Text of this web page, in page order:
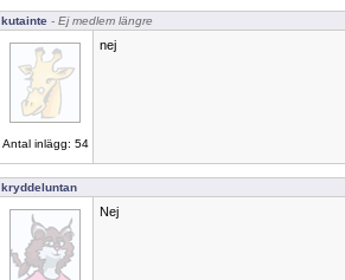
kutainte - Ej medlem längre
Antal inlägg: 54
nej
kryddeluntan
Nej